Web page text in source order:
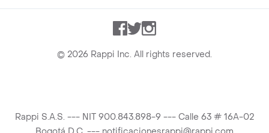
Facebook
TwitterInstagram
© 2026 Rappi Inc. All rights reserved.
Rappi S.A.S. --- NIT 900.843.898-9 --- Calle 63 # 16A-02